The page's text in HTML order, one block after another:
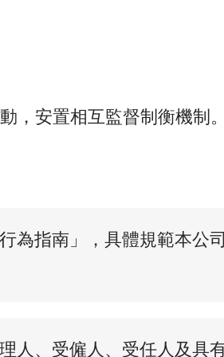
，安置相互監督制衡機制。
為指南」，具體規範本公
人、受僱人、受任人及具